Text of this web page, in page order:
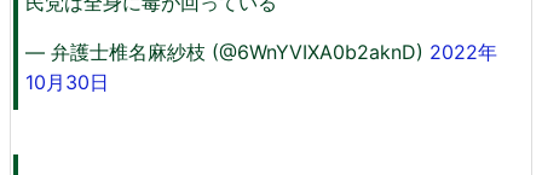
— 弁護士椎名麻紗枝 (@6WnYVIXA0b2aknD) 2022年
10月30日